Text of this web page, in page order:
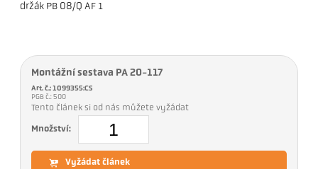
držák PB 08/Q AF 1
Montážní sestava PA 20-117
Art. č.: 1099355:CS
PGB č.: 500
Tento článek si od nás můžete vyžádat
Množství:
Vyžádat článek